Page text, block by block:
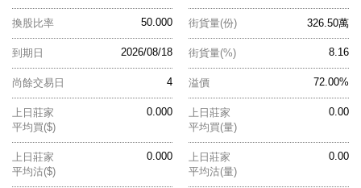
50.000
換股比率 326.50萬
街貨量(份)
2026/08/18
到期日 8.16
街貨量(%)
4
尚餘交易日 72.00%
溢價
0.000
上日莊家
平均買($)
0.00
上日莊家
平均買(量)
0.000
上日莊家
平均沽($)
0.00
上日莊家
平均沽(量)